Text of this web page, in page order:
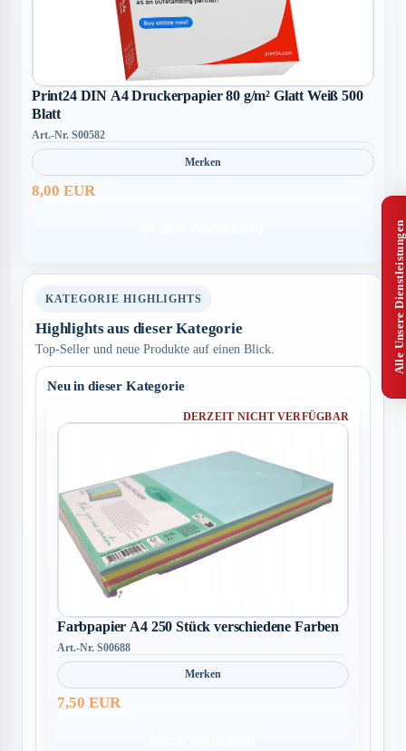
Print24 DIN A4 Druckerpapier 80 g/m² Glatt Weiß 500
Blatt
Art.-Nr. S00582
Merken
8,00 EUR
KATEGORIE HIGHLIGHTS
Highlights aus dieser Kategorie
Top-Seller und neue Produkte auf einen Blick.
Neu in dieser Kategorie
DERZEIT NICHT VERFÜGBAR
Farbpapier A4 250 Stück verschiedene Farben
Art.-Nr. S00688
Merken
7,50 EUR
Alle Unsere Dienstleistungen